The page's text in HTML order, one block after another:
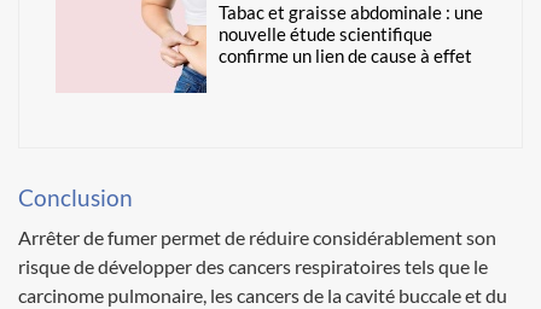
Tabac et graisse abdominale : une
nouvelle étude scientifique
confirme un lien de cause à effet
Conclusion
Arrêter de fumer permet de réduire considérablement son
risque de développer des cancers respiratoires tels que le
carcinome pulmonaire, les cancers de la cavité buccale et du